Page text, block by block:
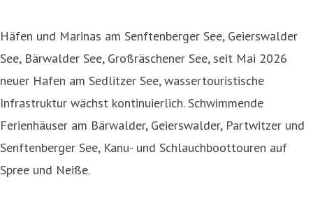
Häfen und Marinas am Senftenberger See, Geierswalder
See, Bärwalder See, Großräschener See, seit Mai 2026
neuer Hafen am Sedlitzer See, wassertouristische
Infrastruktur wächst kontinuierlich. Schwimmende
Ferienhäuser am Bärwalder, Geierswalder, Partwitzer und
Senftenberger See, Kanu- und Schlauchboottouren auf
Spree und Neiße.